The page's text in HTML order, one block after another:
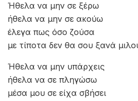
Ήθελα να μην σε ξέρω
ήθελα να μην σε ακούω
έλεγα πως όσο ζούσα
με τίποτα δεν θα σου ξανά
Ήθελα να μην υπάρχεις
ήθελα να σε πληγώσω
μέσα μου σε είχα σβήσει